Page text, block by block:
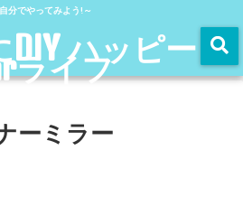
分でやってみよう!～
DIY ハッピー
ライフ
ーミラー